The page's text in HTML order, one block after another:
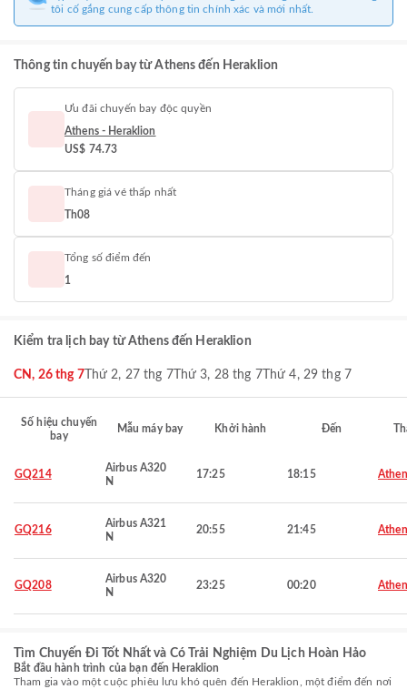
tôi cố gắng cung cấp thông tin chính xác và mới nhất.
Thông tin chuyến bay từ Athens đến Heraklion
Ưu đãi chuyến bay độc quyền
Athens - Heraklion
US$ 74.73
Tháng giá vé thấp nhất
Th08
Tổng số điểm đến
1
Kiểm tra lịch bay từ Athens đến Heraklion
CN, 26 thg 7Thứ 2, 27 thg 7 Thứ 3, 28 thg 7 Thứ 4, 29 thg 7
Số hiệu chuyến
bay
Mẫu máy bay Khởi hành Đến
GQ214
Airbus A320
N
17:25 18:15
GQ216
Airbus A321
N
20:55 21:45
GQ208
Airbus A320
N
23:25 00:20
Tìm Chuyến Đi Tốt Nhất và Có Trải Nghiệm Du Lịch Hoàn Hảo
Bắt đầu hành trình của bạn đến Heraklion
Tham gia vào một cuộc phiêu lưu khó quên đến Heraklion, một điểm đến nơi